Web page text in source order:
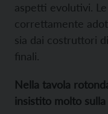
aspetti evolutivi.
correttamente
sia dai costruttori
finali.
Nella tavola
insistito molto